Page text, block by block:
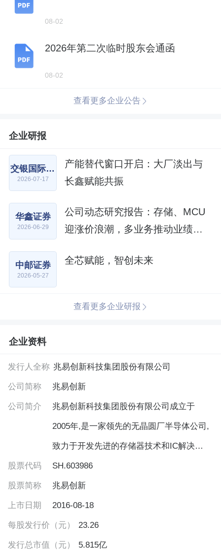
08-02
2026年第二次临时股东会通函
08-02
查看更多企业公告
企业研报
交银国际证券
2026-07-17
产能替代窗口开启：大厂淡出与
长鑫赋能共振
华鑫证券
2026-06-29
公司动态研究报告：存储、MCU
迎涨价浪潮，多业务推动业绩强
中邮证券
2026-05-27
全芯赋能，智创未来
查看更多企业研报
企业资料
发行人全称 兆易创新科技集团股份有限公司
公司简称 兆易创新
公司简介 兆易创新科技集团股份有限公司成立于
2005年,是一家领先的无晶圆厂半导体公司,
致力于开发先进的存储器技术和IC解决方
案。2016年8月,公司在上海证券交易所成
功上市。公司在中国北京、上海、深圳、
合肥、西安、成都、苏州、香港和台湾,美
国、韩国、日本、英国、新加坡等多个国
家和地区均设有分支机构和办事处,营销网
股票代码 SH.603986
股票简称 兆易创新
上市日期 2016-08-18
每股发行价（元） 23.26
发行总市值（元） 5.815亿